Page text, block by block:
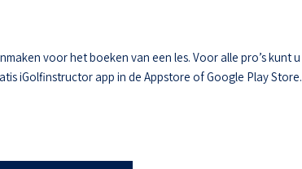
voor het boeken van een les. Voor alle pro’s kunt u
iGolfinstructor app in de Appstore of Google Play Store.